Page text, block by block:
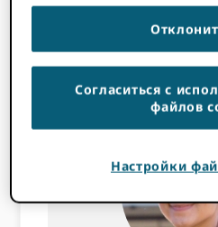
команде по
также
Согласиться с
файлов
Настройки